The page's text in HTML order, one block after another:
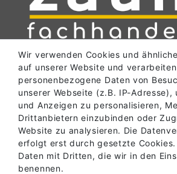
SERVICE
INFORMATIONEN
ABHOLLAGER
Wir verwenden Cookies und
auf unserer Website und verarbeiten
personenbezogene Daten von
unserer Webseite (z.B. IP-Adresse),
und Anzeigen zu personalisieren,
Drittanbietern einzubinden oder
Website zu analysieren. Die
erfolgt erst durch gesetzte
Daten mit Dritten, die wir in den
benennen.